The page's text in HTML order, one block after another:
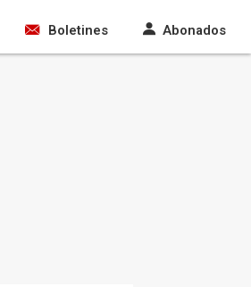
Boletines Abonados